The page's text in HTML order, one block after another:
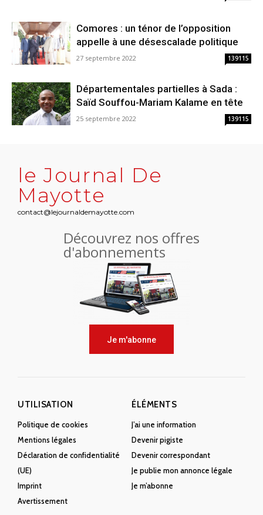
Comores : un ténor de l’opposition
appelle à une désescalade politique
27 septembre 2022 139115
Départementales partielles à Sada :
Saïd Souffou-Mariam Kalame en tête
25 septembre 2022 139115
le Journal De
Mayotte
contact@lejournaldemayotte.com
Découvrez nos offres
d'abonnements
Je m'abonne
UTILISATION
Politique de cookies
Mentions légales
Déclaration de confidentialité
(UE)
Imprint
Avertissement
ÉLÉMENTS
J’ai une information
Devenir pigiste
Devenir correspondant
Je publie mon annonce légale
Je m’abonne